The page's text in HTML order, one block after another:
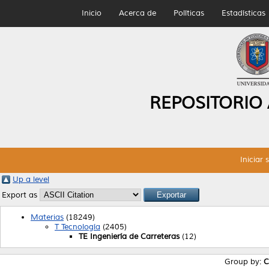
Inicio Acerca de Políticas Estadísticas
Iniciar
Up a level
Export as
Materias (18249)
T Tecnología (2405)
TE Ingeniería de Carreteras(12)
Group by: